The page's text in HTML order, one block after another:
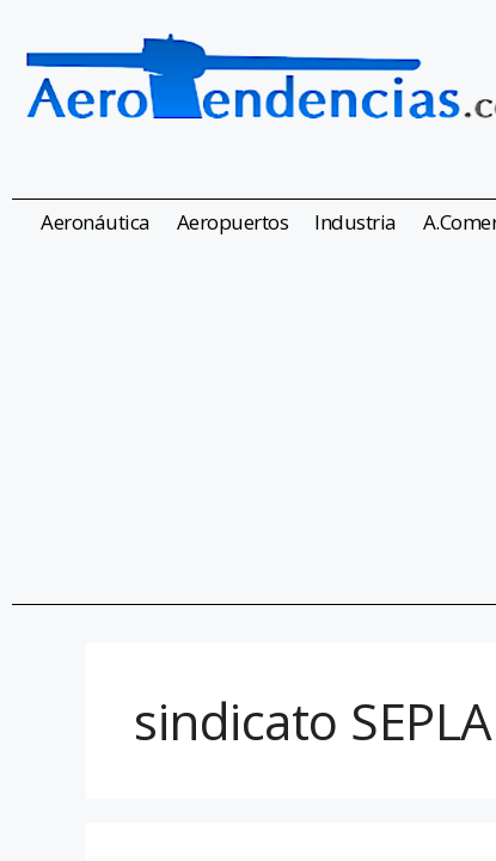
Aeronáutica Aeropuertos Industria
sindicato